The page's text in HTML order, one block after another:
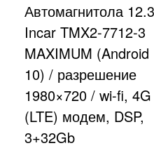
Автомагнитола
Incar TMX2-7712-3
MAXIMUM (Android
10) / разрешение
1980×720 / wi-fi, 4G
(LTE) модем, DSP,
3+32Gb